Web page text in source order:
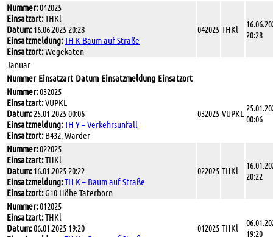
Nummer:042025
Einsatzart:THKl
Datum:16.06.2025 20:28
Einsatzmeldung:TH K Baum auf Straße
Einsatzort:Wegekaten
042025 THKl
20:28
Januar
Nummer Einsatzart Datum Einsatzmeldung Einsatzort
Nummer:032025
Einsatzart:VUPKL
Datum:25.01.2025 00:06
Einsatzmeldung:TH Y – Verkehrsunfall
Einsatzort:B432, Warder
032025 VUPKL 00:06
Nummer:022025
Einsatzart:THKl
Datum:16.01.2025 20:22
Einsatzmeldung:TH K – Baum auf Straße
Einsatzort:G10 Höhe Taterborn
022025 THKl
20:22
Nummer:012025
Einsatzart:THKl
Datum:06.01.2025 19:20
012025 THKl
19:20